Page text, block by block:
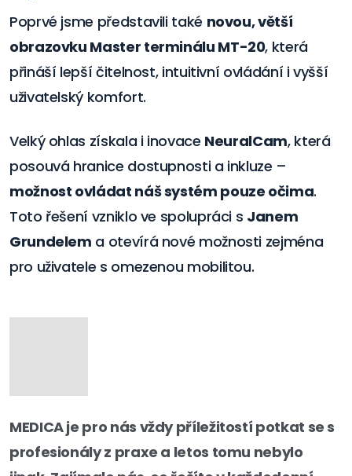
Poprvé jsme představili také novou, větší
obrazovku Master terminálu MT-20, která
přináší lepší čitelnost, intuitivní ovládání i vyšší
uživatelský komfort.
Velký ohlas získala i inovace NeuralCam, která
posouvá hranice dostupnosti a inkluze –
možnost ovládat náš systém pouze očima.
Toto řešení vzniklo ve spolupráci s Janem
Grundelem a otevírá nové možnosti zejména
pro uživatele s omezenou mobilitou.
MEDICA je pro nás vždy příležitostí potkat se s
profesionály z praxe a letos tomu nebylo